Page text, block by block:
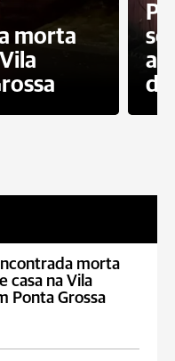
morta
do
morta
casa na Vila
Ponta Grossa